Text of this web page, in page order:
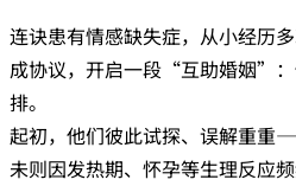
连诀患有情感缺失症，从小经历
成协议，开启一段“互助婚姻”
排。
起初，他们彼此试探、误解重重
未则因发热期、怀孕等生理反应